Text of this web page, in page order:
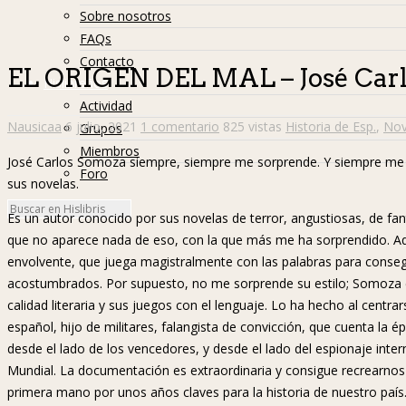
Sobre nosotros
FAQs
Contacto
Hislibreños
Actividad
Grupos
Miembros
Foro
EL ORIGEN DEL MAL – José
Nausicaa 6 julio, 2021 1 comentario 825 vistas Historia de Esp.,
José Carlos Somoza siempre, siempre me sorprende. Y siempre
sus novelas.
Es un autor conocido por sus novelas de terror, angustiosas, de
que no aparece nada de eso, con la que más me ha sorprendido.
envolvente, que juega magistralmente con las palabras para
acostumbrados. Por supuesto, no me sorprende su estilo;
calidad literaria y sus juegos con el lenguaje. Lo ha hecho al
español, hijo de militares, falangista de convicción, que cuenta la
desde el lado de los vencedores, y desde el lado del espionaje
Mundial. La documentación es extraordinaria y consigue
primera mano por unos años claves para la historia de nuestro país.